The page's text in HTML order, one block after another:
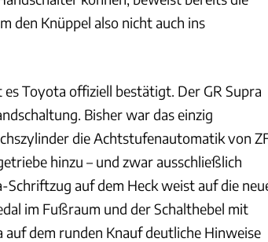
den Knüppel also nicht auch ins
Toyota offiziell bestätigt. Der GR Supra
Bisher war das einzig
die Achtstufenautomatik von
hinzu – und zwar ausschließlich
Schriftzug auf dem Heck weist auf die
im Fußraum und der Schalthebel mit
dem runden Knauf deutliche Hinweise